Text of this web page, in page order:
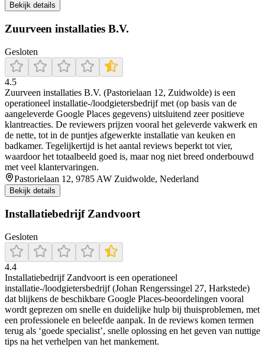
Bekijk details
Zuurveen installaties B.V.
Gesloten
4.5
Zuurveen installaties B.V. (Pastorielaan 12, Zuidwolde) is een
operationeel installatie-/loodgietersbedrijf met (op basis van de
aangeleverde Google Places gegevens) uitsluitend zeer positieve
klantreacties. De reviewers prijzen vooral het geleverde vakwerk en
de nette, tot in de puntjes afgewerkte installatie van keuken en
badkamer. Tegelijkertijd is het aantal reviews beperkt tot vier,
waardoor het totaalbeeld goed is, maar nog niet breed onderbouwd
met veel klantervaringen.
Pastorielaan 12, 9785 AW Zuidwolde, Nederland
Bekijk details
Installatiebedrijf Zandvoort
Gesloten
4.4
Installatiebedrijf Zandvoort is een operationeel
installatie-/loodgietersbedrijf (Johan Rengerssingel 27, Harkstede)
dat blijkens de beschikbare Google Places-beoordelingen vooral
wordt geprezen om snelle en duidelijke hulp bij thuisproblemen, met
een professionele en beleefde aanpak. In de reviews komen termen
terug als ‘goede specialist’, snelle oplossing en het geven van nuttige
tips na het verhelpen van het mankement.